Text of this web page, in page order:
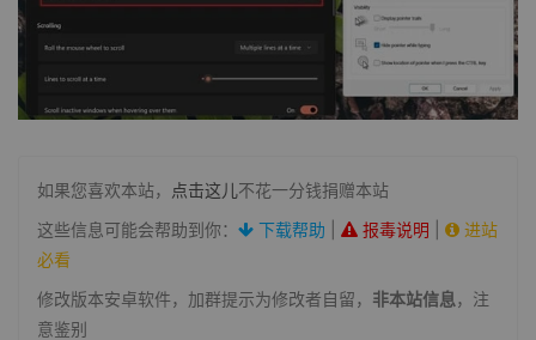
如果您喜欢本站， 点击这儿不花一分钱捐赠本站
这些信息可能会帮助到你：
下载帮助 报毒说明
进站
必看
修改版本安卓软件，加群提示为修改者自留， 非本站信息，注
意鉴别